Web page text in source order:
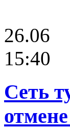
26.06
15:40
Сеть